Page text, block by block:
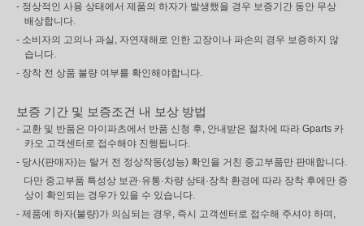
- 정상적인 사용 상태에서 제품의 하자가 발생했을 경우 보증기간 동안 무상
배상합니다.
- 소비자의 고의나 과실, 자연재해로 인한 고장이나 파손의 경우 보증하지 않
습니다.
- 장착 전 상품 불량 여부를 확인해야합니다.
보증 기간 및 보증조건 내 보상 방법
- 교환 및 반품은 마이파츠에서 반품 신청 후, 안내받은 절차에 따라 Gparts 카
카오 고객센터로 접수해야 진행됩니다.
- 당사(판매자)는 탈거 전 정상작동(성능) 확인을 거친 중고부품만 판매합니다.
다만 중고부품 특성상 보관·유통·차량 상태·장착 환경에 따라 장착 후에만 증
상이 확인되는 경우가 있을 수 있습니다.
- 제품에 하자(불량)가 의심되는 경우, 즉시 고객센터로 접수해 주셔야 하며,